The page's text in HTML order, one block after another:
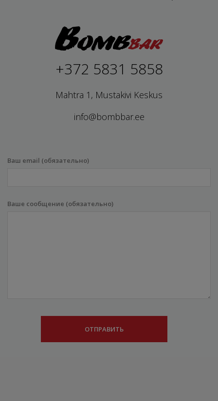
+372 5831 5858
Mahtra 1, Mustakivi Keskus
info@bombbar.ee
Ваш email (обязательно)
Ваше сообщение (обязательно)